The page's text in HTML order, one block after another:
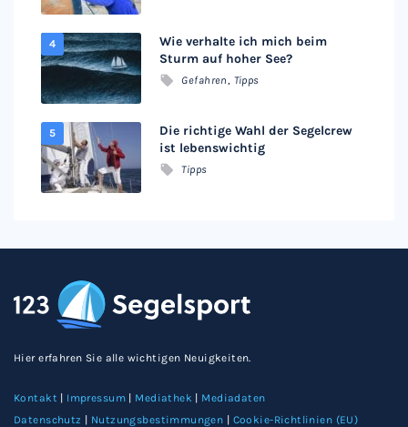
Wie verhalte ich mich beim
Sturm auf hoher See?
Gefahren Tipps
Die richtige Wahl der Segelcrew
ist lebenswichtig
Tipps
Hier erfahren Sie alle wichtigen Neuigkeiten.
Kontakt Impressum Mediathek
Mediadaten
Datenschutz
Nutzungsbestimmungen Cookie-Richtlinien (EU)